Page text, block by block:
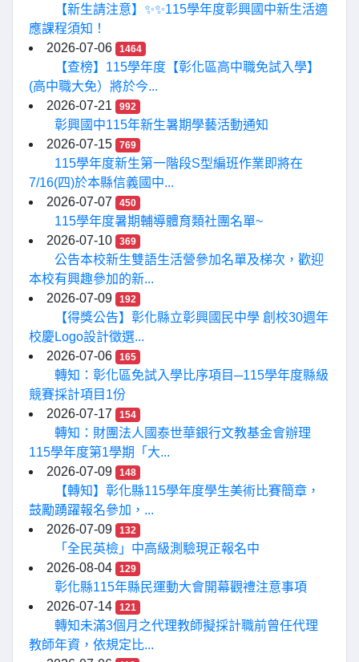
【新生請注意】✨✨115學年度彰興國中新生活適
應課程須知！
2026-07-06
1464
【查榜】115學年度【彰化區高中職免試入學】
(高中職大免）將於今...
2026-07-21
992
彰興國中115年新生暑期學藝活動通知
2026-07-15
769
115學年度新生第一階段S型編班作業即將在
7/16(四)於本縣信義國中...
2026-07-07
450
115學年度暑期輔導體育類社團名單~
2026-07-10
369
公告本校新生雙語生活營參加名單及梯次，歡迎
本校有興趣參加的新...
2026-07-09
192
【得獎公告】彰化縣立彰興國民中學 創校30週年
校慶Logo設計徵選...
2026-07-06
165
轉知：彰化區免試入學比序項目─115學年度縣級
競賽採計項目1份
2026-07-17
154
轉知：財團法人國泰世華銀行文教基金會辦理
115學年度第1學期「大...
2026-07-09
148
【轉知】彰化縣115學年度學生美術比賽簡章，
鼓勵踴躍報名參加，...
2026-07-09
132
「全民英檢」中高級測驗現正報名中
2026-08-04
129
彰化縣115年縣民運動大會開幕觀禮注意事項
2026-07-14
121
轉知未滿3個月之代理教師擬採計職前曾任代理
教師年資，依規定比...